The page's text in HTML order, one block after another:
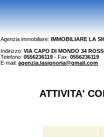
Agenzia immobiliare: IMMOBILIARE LA
Indirizzo: VIA CAPO DI MONDO 34
Telefono: 0556236119 - Fax: 0556236119
E-mail: agenzia.lasignoria@gmail.com
ATTIVITA'